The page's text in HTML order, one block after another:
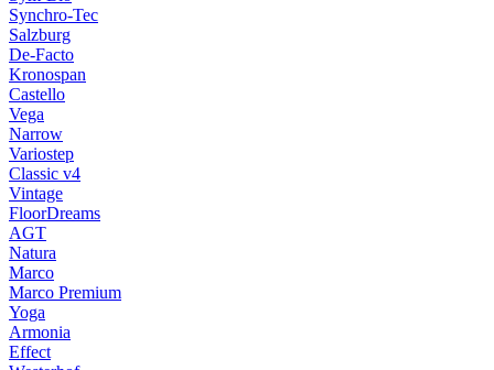
Synchro-Tec
Salzburg
De-Facto
Kronospan
Castello
Vega
Narrow
Variostep
Classic v4
Vintage
FloorDreams
AGT
Natura
Marco
Marco Premium
Yoga
Armonia
Effect